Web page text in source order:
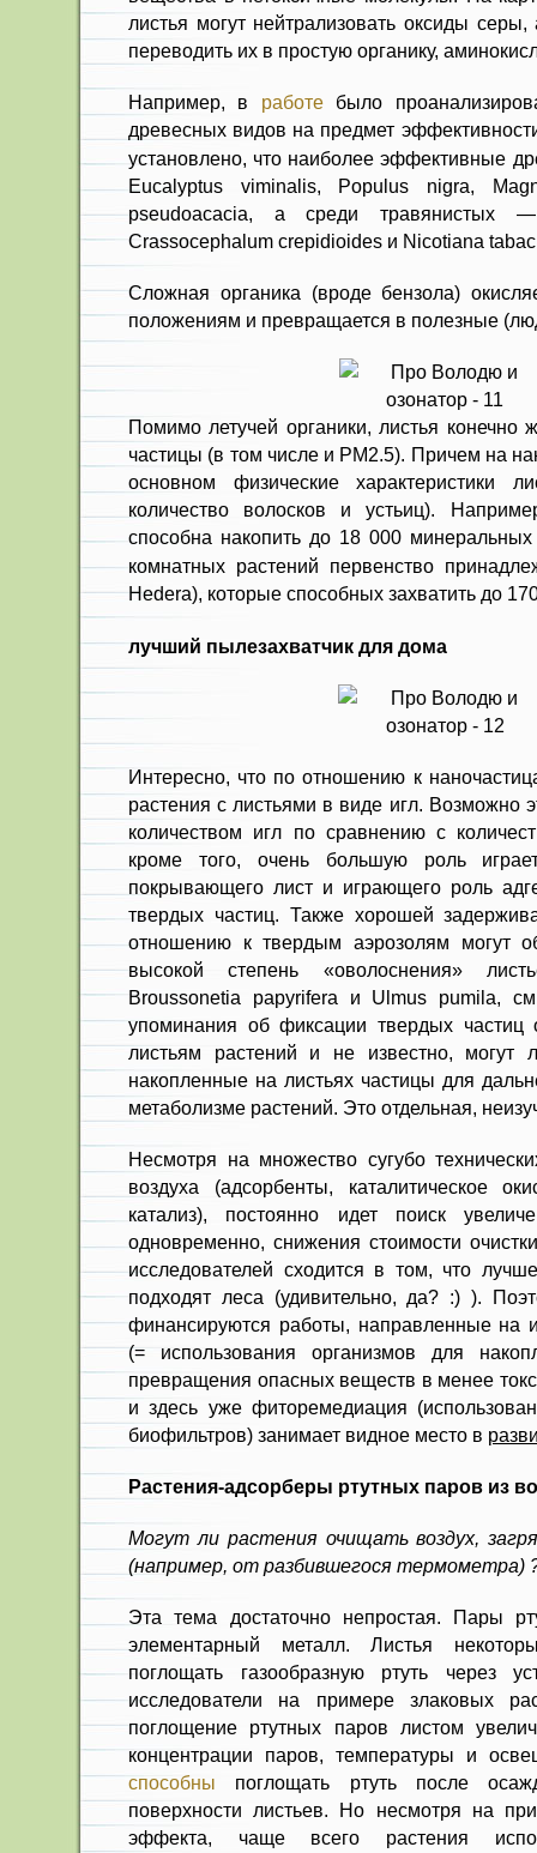
листья могут нейтрализовать оксиды
переводить их в простую органику,
Например, в работебыло
древесных видов на предмет
установлено, что наиболее эффективные
Eucalyptus viminalis, Populus nigra,
pseudoacacia, а среди травянистых
Crassocephalum crepidioides и Nicotiana
Сложная органика (вроде бензола)
положениям и превращается в полезные
Помимо летучей органики, листья конечно
частицы (в том числе и РМ2.5). Причем на
основном физические характеристики
количество волосков и устьиц).
способна накопить до 18 000
комнатных растений первенство
Hedera), которые способных захватить до
лучший пылезахватчик для дома
Интересно, что по отношению к
растения с листьями в виде игл. Возможно
количеством игл по сравнению с
кроме того, очень большую роль
покрывающего лист и играющего роль
твердых частиц. Также хорошей
отношению к твердым аэрозолям могут
высокой степень «оволоснения»
Broussonetia papyrifera и Ulmus pumila,
упоминания об фиксации твердых частиц
листьям растений и не известно, могут
накопленные на листьях частицы для
метаболизме растений. Это отдельная,
Несмотря на множество сугубо
воздуха (адсорбенты, каталитическое
катализ), постоянно идет поиск
одновременно, снижения стоимости
исследователей сходится в том, что
подходят леса (удивительно, да? :) ).
финансируются работы, направленные на
(= использования организмов для
превращения опасных веществ в менее
и здесь уже фиторемедиация
биофильтров) занимает видное место в
Растения-адсорберы ртутных паров из
Могут ли растения очищать воздух,
(например, от разбившегося термометра)
Эта тема достаточно непростая. Пары
элементарный металл. Листья
поглощать газообразную ртуть через
исследователи на примере злаковых
поглощение ртутных паров листом
концентрации паров, температуры и
способны поглощать ртуть после
поверхности листьев. Но несмотря на
эффекта, чаще всего растения